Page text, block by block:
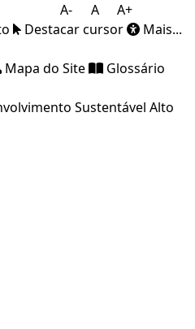
A- A A+
Destacar cursor
Mais...
Mapa do Site Glossário
Sustentável Alto